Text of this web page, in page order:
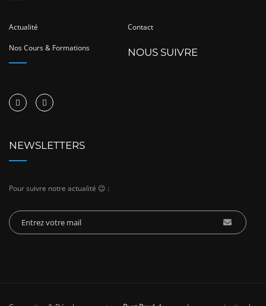
Actualité Contact
Nos Cours & Formations NOUS SUIVRE
NEWSLETTERS
Pour suivre notre actualité 😉 :